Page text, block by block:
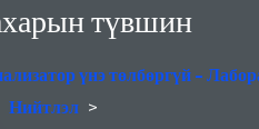
түвшин
үнэ төлбөргүй -
Нийтлэл >